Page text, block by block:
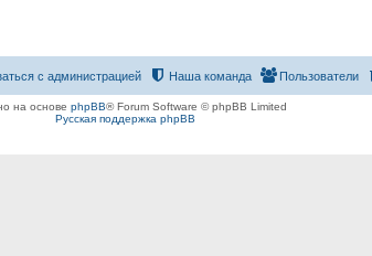
Пользователи
Наша команда
с администрацией
на основе phpBB® Forum Software © phpBB Limited
Русская поддержка phpBB